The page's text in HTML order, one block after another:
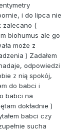
i do lipca nie
zalecano (
biohumus ale go
może z
) Zadałem
odpowiedzi
z nią spokój,
do babci i
babci na
dokładnie )
babci czy
sucha